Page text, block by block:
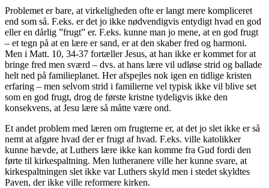
Problemet er bare, at virkeligheden ofte er langt mere kompliceret
end som så. F.eks. er det jo ikke nødvendigvis entydigt hvad en god
eller en dårlig ”frugt” er. F.eks. kunne man jo mene, at en god frugt
– et tegn på at en lære er sand, er at den skaber fred og harmoni.
Men i Matt. 10, 34-37 fortæller Jesus, at han ikke er kommet for at
bringe fred men sværd – dvs. at hans lære vil udløse strid og ballade
helt ned på familieplanet. Her afspejles nok igen en tidlige kristen
erfaring – men selvom strid i familierne vel typisk ikke vil blive set
som en god frugt, drog de første kristne tydeligvis ikke den
konsekvens, at Jesu lære så måtte være ond.
Et andet problem med læren om frugterne er, at det jo slet ikke er så
nemt at afgøre hvad der er frugt af hvad. F.eks. ville katolikker
kunne hævde, at Luthers lære ikke kan komme fra Gud fordi den
førte til kirkespaltning. Men lutheranere ville her kunne svare, at
kirkespaltningen slet ikke var Luthers skyld men i stedet skyldtes
Paven, der ikke ville reformere kirken.